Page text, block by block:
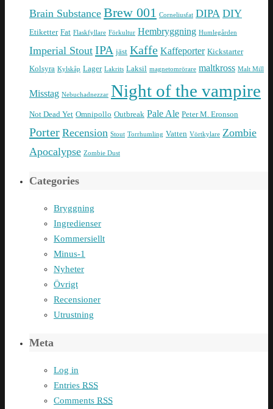
Brain Substance Brew 001 Corneliusfat DIPA DIY
Etiketter Fat Flaskfyllare Förkultur Hembryggning Humlegården
Imperial Stout IPA jäst Kaffe Kaffeporter Kickstarter
Kolsyra Kylskåp Lager Lakrits Laksil magnetomrörare maltkross Malt Mill
Misstag Nebuchadnezzar Night of the vampire
Not Dead Yet Omnipollo Outbreak Pale Ale Peter M. Eronson
Porter Recension Stout Torrhumling Vatten Vörtkylare Zombie
Apocalypse Zombie Dust
Categories
Bryggning
Ingredienser
Kommersiellt
Minus-1
Nyheter
Övrigt
Recensioner
Utrustning
Meta
Log in
Entries RSS
Comments RSS